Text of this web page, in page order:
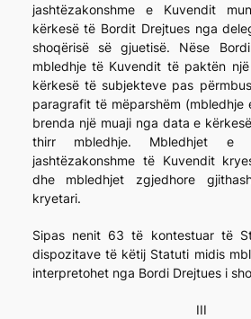
jashtëzakonshme e Kuvendit
kërkesë të Bordit Drejtues nga
shoqërisë së gjuetisë. Nëse
mbledhje të Kuvendit të paktën
kërkesë të subjekteve pas
paragrafit të mëparshëm (mbledhje
brenda një muaji nga data e
thirr mbledhje. Mbledhjet e
jashtëzakonshme të Kuvendit
dhe mbledhjet zgjedhore
kryetari.
Sipas nenit 63 të kontestuar të
dispozitave të këtij Statuti midis
interpretohet nga Bordi Drejtues i
III